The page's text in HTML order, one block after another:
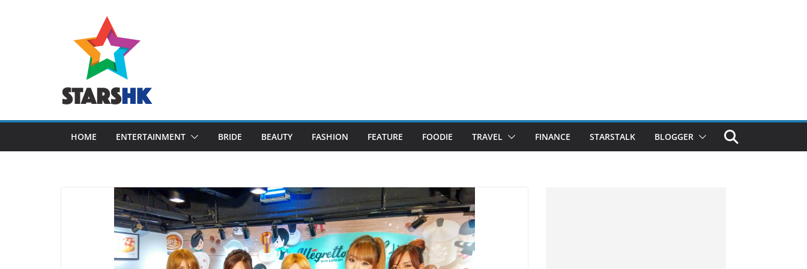
HOME ENTERTAINMENT BRIDE BEAUTY FASHION FEATURE FOODIE TRAVEL FINANCE STARSTALK BLOGGER